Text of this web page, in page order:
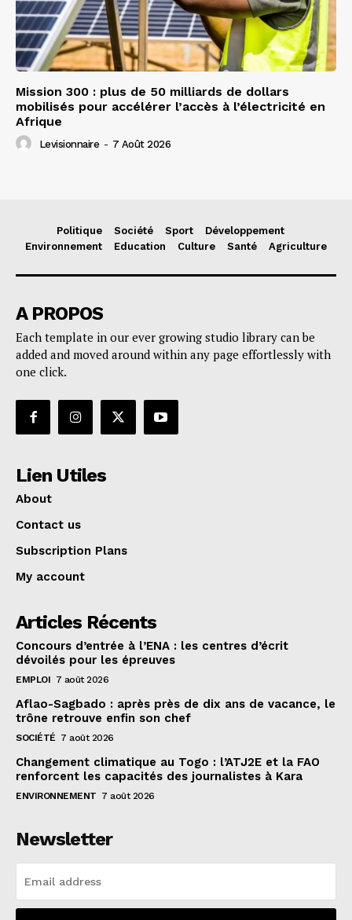
Mission 300 : plus de 50 milliards de dollars
mobilisés pour accélérer l’accès à l’électricité en
Afrique
Levisionnaire - 7 Août 2026
Politique Société Sport
Développement
Environnement
Education Culture Santé Agriculture
A PROPOS
Each template in our ever growing studio library can be
added and moved around within any page effortlessly with
one click.
Lien Utiles
About
Contact us
Subscription Plans
My account
Articles Récents
Concours d’entrée à l’ENA : les centres d’écrit
dévoilés pour les épreuves
EMPLOI 7 août 2026
Aflao-Sagbado : après près de dix ans de vacance, le
trône retrouve enfin son chef
SOCIÉTÉ 7 août 2026
Changement climatique au Togo : l’ATJ2E et la FAO
renforcent les capacités des journalistes à Kara
ENVIRONNEMENT 7 août 2026
Newsletter